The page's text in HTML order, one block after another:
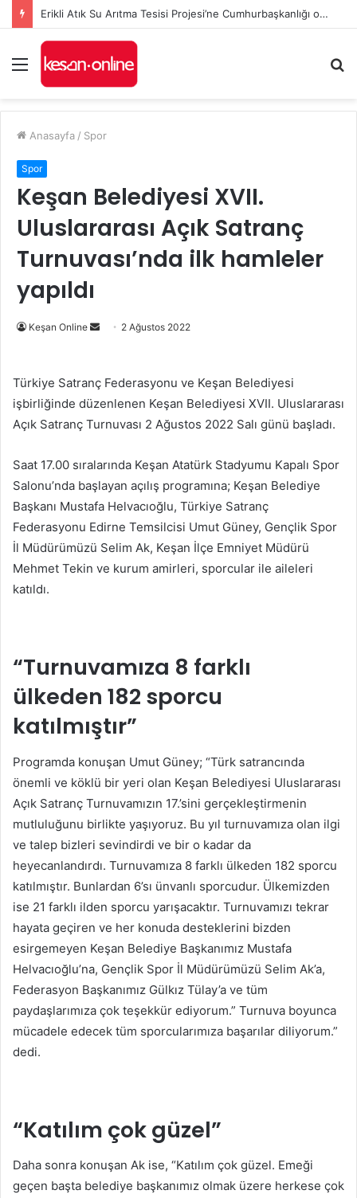
Erikli Atık Su Arıtma Tesisi Projesi’ne Cumhurbaşkanlığı onayı
Menü
...
Anasayfa / Spor
Spor
Keşan Belediyesi XVII.
Uluslararası Açık Satranç
Turnuvası’nda ilk hamleler
yapıldı
Keşan Online
Bir
göndermek
2 Ağustos 2022
Türkiye Satranç Federasyonu ve Keşan Belediyesi
işbirliğinde düzenlenen Keşan Belediyesi XVII. Uluslararası
Açık Satranç Turnuvası 2 Ağustos 2022 Salı günü başladı.
Saat 17.00 sıralarında Keşan Atatürk Stadyumu Kapalı Spor
Salonu’nda başlayan açılış programına; Keşan Belediye
Başkanı Mustafa Helvacıoğlu, Türkiye Satranç
Federasyonu Edirne Temsilcisi Umut Güney, Gençlik Spor
İl Müdürümüzü Selim Ak, Keşan İlçe Emniyet Müdürü
Mehmet Tekin ve kurum amirleri, sporcular ile aileleri
katıldı.
“Turnuvamıza 8 farklı
ülkeden 182 sporcu
katılmıştır”
Programda konuşan Umut Güney; “Türk satrancında
önemli ve köklü bir yeri olan Keşan Belediyesi Uluslararası
Açık Satranç Turnuvamızın 17.’sini gerçekleştirmenin
mutluluğunu birlikte yaşıyoruz. Bu yıl turnuvamıza olan ilgi
ve talep bizleri sevindirdi ve bir o kadar da
heyecanlandırdı. Turnuvamıza 8 farklı ülkeden 182 sporcu
katılmıştır. Bunlardan 6’sı ünvanlı sporcudur. Ülkemizden
ise 21 farklı ilden sporcu yarışacaktır. Turnuvamızı tekrar
hayata geçiren ve her konuda desteklerini bizden
esirgemeyen Keşan Belediye Başkanımız Mustafa
Helvacıoğlu’na, Gençlik Spor İl Müdürümüzü Selim Ak’a,
Federasyon Başkanımız Gülkız Tülay’a ve tüm
paydaşlarımıza çok teşekkür ediyorum.” Turnuva boyunca
mücadele edecek tüm sporcularımıza başarılar diliyorum.”
dedi.
“Katılım çok güzel”
Daha sonra konuşan Ak ise, “Katılım çok güzel. Emeği
geçen başta belediye başkanımız olmak üzere herkese çok